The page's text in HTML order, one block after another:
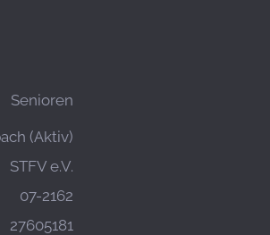
Senioren
(Aktiv)
STFV e.V.
07-2162
27605181